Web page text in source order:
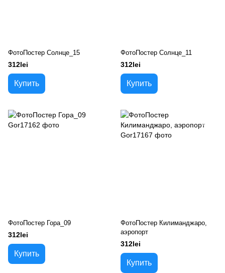
ФотоПостер Солнце_15
312lei
Купить
ФотоПостер Солнце_11
312lei
Купить
ФотоПостер Гора_09
312lei
Купить
ФотоПостер Килиманджаро,
аэропорт
312lei
Купить